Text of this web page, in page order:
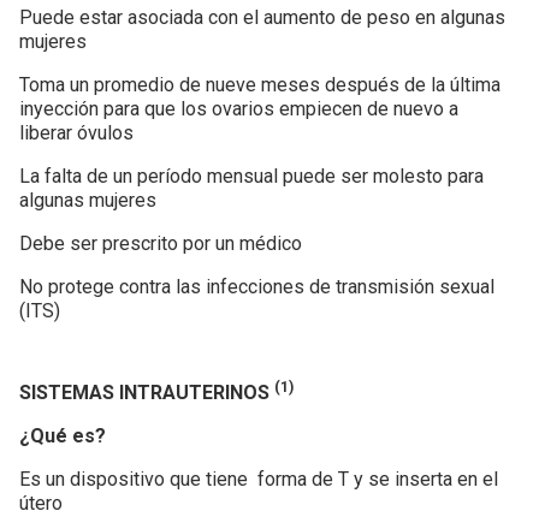
Puede estar asociada con el aumento de peso en algunas
mujeres
Toma un promedio de nueve meses después de la última
inyección para que los ovarios empiecen de nuevo a
liberar óvulos
La falta de un período mensual puede ser molesto para
algunas mujeres
Debe ser prescrito por un médico
No protege contra las infecciones de transmisión sexual
(ITS)
SISTEMAS INTRAUTERINOS (1)
¿Qué es?
Es un dispositivo que tiene forma de T y se inserta en el
útero